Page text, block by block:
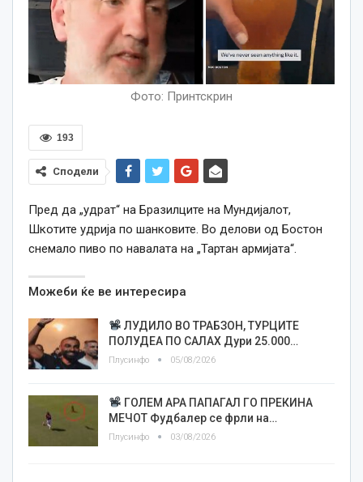
Фото: Принтскрин
193
Сподели
Пред да „удрат“ на Бразилците на Мундијалот,
Шкотите удрија по шанковите. Во делови од Бостон
снемало пиво по навалата на „Тартан армијата“.
Можеби ќе ве интересира
ЛУДИЛО ВО ТРАБЗОН, ТУРЦИТЕ
ПОЛУДЕА ПО САЛАХ Дури 25.000…
Плусинфо 05/08/2026
ГОЛЕМ АРА ПАПАГАЛ ГО ПРЕКИНА
МЕЧОТ Фудбалер се фрли на…
Плусинфо 03/08/2026